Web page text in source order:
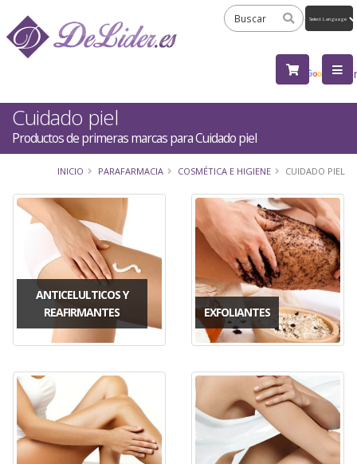
by
Cuidado piel
Productos de primeras marcas para Cuidado piel
INICIO PARAFARMACIA COSMÉTICA E HIGIENE CUIDADO PIEL
ANTICELULTICOS Y
REAFIRMANTES
EXFOLIANTES